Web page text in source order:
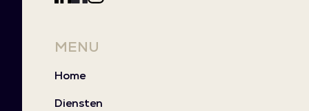
MENU
Home
Diensten